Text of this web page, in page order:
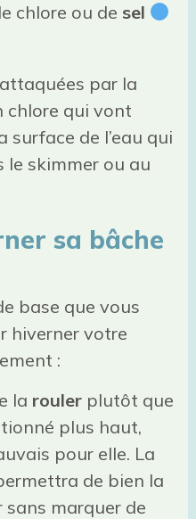
chlore ou de sel
par la
qui vont
surface de l’eau qui
le skimmer ou au
sa bâche
base que vous
hiverner votre
:
la roulerplutôt que
plus haut,
pour elle. La
de bien la
sans marquer de